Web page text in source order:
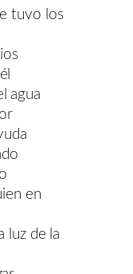
tuvo los
agua
en
luz de la